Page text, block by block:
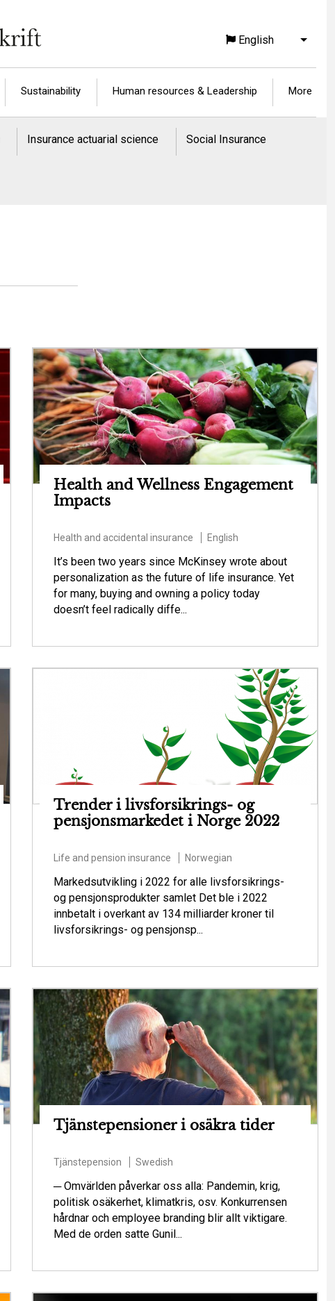
English List
Sustainability Human resources & Leadership More
Insurance actuarial science Social Insurance
Health and Wellness Engagement
Impacts
Health and accidental insurance English
It’s been two years since McKinsey wrote about
personalization as the future of life insurance. Yet
for many, buying and owning a policy today
doesn’t feel radically diffe...
Trender i livsforsikrings- og
pensjonsmarkedet i Norge 2022
Life and pension insurance Norwegian
Markedsutvikling i 2022 for alle livsforsikrings-
og pensjonsprodukter samlet Det ble i 2022
innbetalt i overkant av 134 milliarder kroner til
livsforsikrings- og pensjonsp...
Tjänstepensioner i osäkra tider
Tjänstepension Swedish
─ Omvärlden påverkar oss alla: Pandemin, krig,
politisk osäkerhet, klimatkris, osv. Konkurrensen
hårdnar och employee branding blir allt viktigare.
Med de orden satte Gunil...